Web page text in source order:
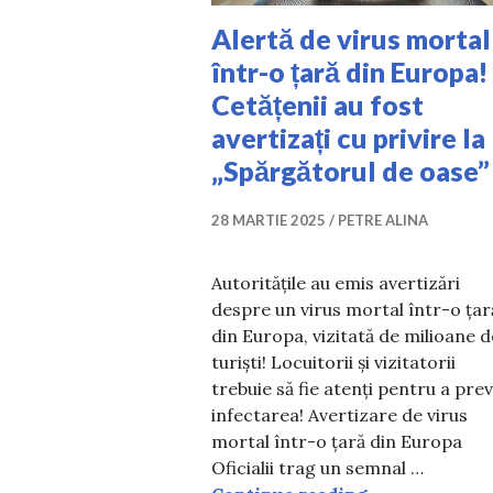
Alertă de virus mortal
într-o țară din Europa!
Cetățenii au fost
avertizați cu privire la
„Spărgătorul de oase”
28 MARTIE 2025 PETRE ALINA
Autoritățile au emis avertizări
despre un virus mortal într-o
din Europa, vizitată de milioane
turiști! Locuitorii și vizitatorii
trebuie să fie atenți pentru a
infectarea! Avertizare de virus
mortal într-o țară din Europa
Oficialii trag un semnal …